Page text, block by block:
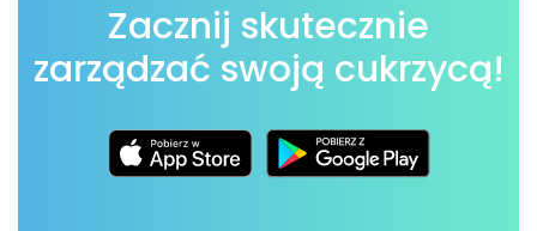
Zacznij skutecznie
zarządzać swoją cukrzycą!